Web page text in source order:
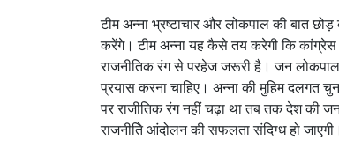
टीम अन्ना भ्रष्टाचार और लोकपाल की बात
करेंगे। टीम अन्ना यह कैसे तय करेगी कि कांग्रेस
राजनीतिक रंग से परहेज जरूरी है। जन
प्रयास करना चाहिए। अन्ना की मुहिम
पर राजीतिक रंग नहीं चढ़ा था तब तक देश की
राजनीतिे आंदोलन की सफलता संदिग्ध हो जाएगी।